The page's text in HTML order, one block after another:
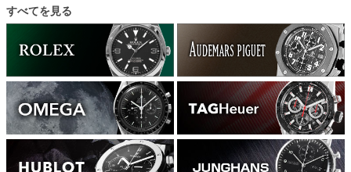
すべてを見る